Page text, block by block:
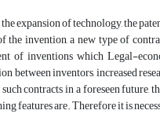
expansion of technology, the
the invention, a new type of
of inventions which Legal-
between inventors, increased
contracts in a foreseen future,
features are. Therefore it is